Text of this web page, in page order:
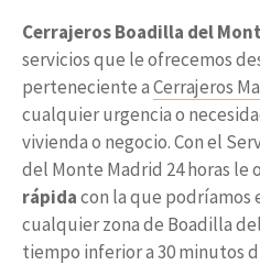
Cerrajeros Boadilla del
servicios que le ofrecemos
perteneciente aCerrajeros
cualquier urgencia o
vivienda o negocio. Con el
del Monte Madrid 24 horas le
rápidacon la que podríamos
cualquier zona de Boadilla
tiempo inferior a 30 minutos